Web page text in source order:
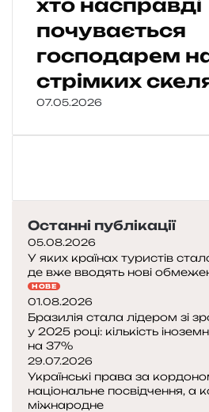
хто насправді
почувається
господарем
стрімких
07.05.2026
Останні публікації
05.08.2026
У яких країнах туристів
де вже вводять нові
НОВЕ
01.08.2026
Бразилія стала лідером зі
у 2025 році: кількість
на 37%
29.07.2026
Українські права за
національне посвідчення, а
міжнародне